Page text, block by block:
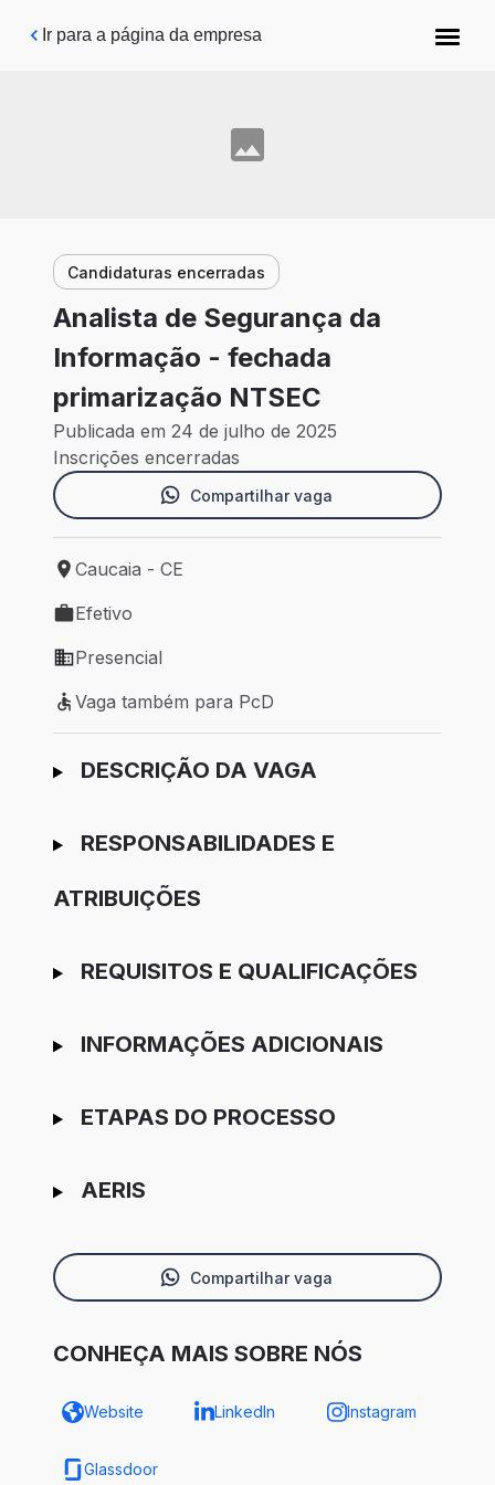
Pular para o conteúdo principal
Ir para a página da empresa
Candidaturas encerradas
Analista de Segurança da
Informação - fechada
primarização NTSEC
Publicada em 24 de julho de 2025
Inscrições encerradas
Compartilhar vaga
Local de trabalho: Caucaia - CE
Caucaia - CE
Tipo de vaga: Efetivo
Efetivo
Modelo de trabalho: Presencial
Presencial
Vaga também para PcD
Vaga também para PcD
Ir para candidatura
DESCRIÇÃO DA VAGA
RESPONSABILIDADES E
ATRIBUIÇÕES
REQUISITOS E QUALIFICAÇÕES
INFORMAÇÕES ADICIONAIS
ETAPAS DO PROCESSO
AERIS
Compartilhar vaga
CONHEÇA MAIS SOBRE NÓS
Website LinkedIn Instagram
Glassdoor